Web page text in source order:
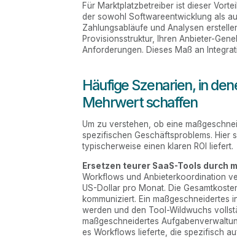
Für Marktplatzbetreiber ist dieser
der sowohl Softwareentwicklung als
Zahlungsabläufe und Analysen
Provisionsstruktur, Ihren Anbieter-
Anforderungen. Dieses Maß an
Häufige Szenarien, in
Mehrwert schaffen
Um zu verstehen, ob eine
spezifischen Geschäftsproblems. Hier
typischerweise einen klaren ROI liefert.
Ersetzen teurer SaaS-Tools durch
Workflows und Anbieterkoordination
US-Dollar pro Monat. Die
kommuniziert. Ein
werden und den Tool-Wildwuchs
maßgeschneidertes
es Workflows lieferte, die spezifisch